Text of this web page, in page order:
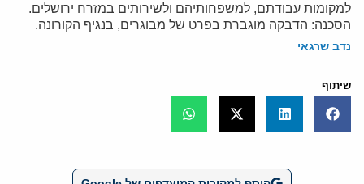
למקומות עבודתם, למשפחותיהם ולשירותים במזרח ירושלים.
הסכנה: הדבקה מוגברת בפרט של מבוגרים, בנגיף הקורונה.
נדב שרגאי
שיתוף